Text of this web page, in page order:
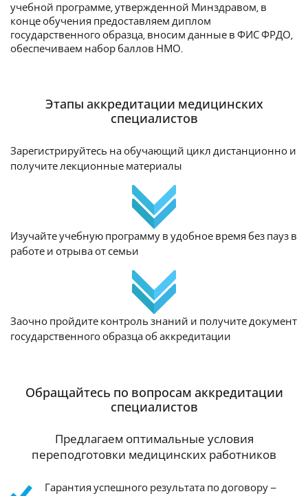
учебной программе, утвержденной Минздравом, в
конце обучения предоставляем диплом
государственного образца, вносим данные в ФИС ФРДО,
обеспечиваем набор баллов НМО.
Этапы аккредитации медицинских
специалистов
Зарегистрируйтесь на обучающий цикл дистанционно и
получите лекционные материалы
Изучайте учебную программу в удобное время без пауз в
работе и отрыва от семьи
Заочно пройдите контроль знаний и получите документ
государственного образца об аккредитации
Обращайтесь по вопросам аккредитации
специалистов
Предлагаем оптимальные условия
переподготовки медицинских работников
Гарантия успешного результата по договору –